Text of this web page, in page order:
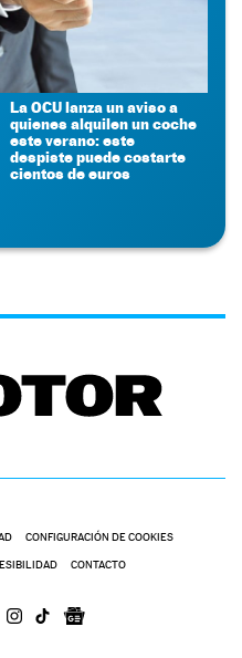
La OCU lanza un aviso a
quienes alquilen un coche
este verano: este
despiste puede costarte
cientos de euros
CONFIGURACIÓN DE COOKIES
CONTACTO